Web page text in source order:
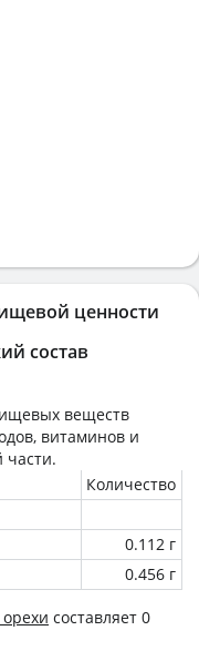
ценности
состав
веществ
витаминов и
части.
Количество
0.112 г
0.456 г
составляет 0